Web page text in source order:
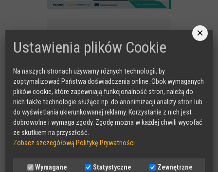
MAKEITCLEAR
×
Ustawienia plików Cookie
Na naszych stronach używamy różnych technologii, by
zoptymalizować Państwa doświadczenia online. Obok wymaganych
plików cookie, które zapewniają funkcjonalność stron, należą do
nich także technologie służące np. do anonimizacji analizy stron lub
do wyświetlania ukierunkowanej reklamy. Korzystanie z nich jest
dobrowolne i wymaga zgody. Zgodę można w każdej chwili wycofać
ze skutkiem na przyszłość.
Zobacz szczegółową Politykę Prywatności
Wymagane Statystyczne Zewnętrzne